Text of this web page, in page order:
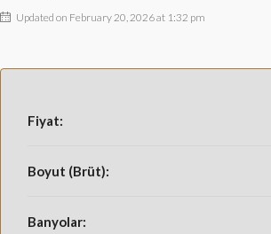
Updated on February 20, 2026 at 1:32 pm
Fiyat:
Boyut (Brüt):
Banyolar: